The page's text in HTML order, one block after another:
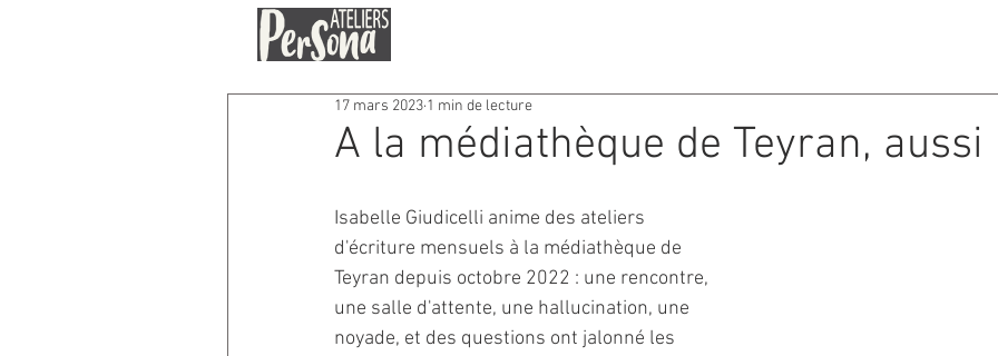
A la médiathèque de Teyran, aussi
17 mars 2023 1 min de lecture
Isabelle Giudicelli anime des ateliers
d'écriture mensuels à la médiathèque de
Teyran depuis octobre 2022 : une rencontre,
une salle d'attente, une hallucination, une
noyade, et des questions ont jalonné les